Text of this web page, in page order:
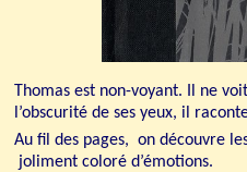
Thomas est non-voyant. Il ne
l’obscurité de ses yeux, il
Au fil des pages, on découvre
joliment coloré d’émotions.